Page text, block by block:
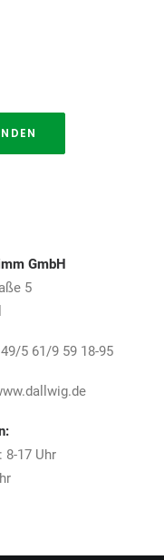
GmbH
5
5 61/9 59 18-95
8-17 Uhr